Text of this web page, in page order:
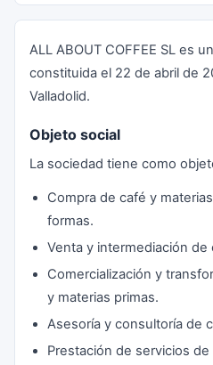
ALL ABOUT COFFEE SL es
constituida el 22 de abril de
Valladolid.
Objeto social
La sociedad tiene como
Compra de café y
formas.
Venta y intermediación de
Comercialización y
y materias primas.
Asesoría y consultoría de
Prestación de servicios